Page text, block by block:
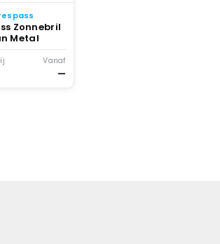
Zonnebril
Metal
Vanaf
—